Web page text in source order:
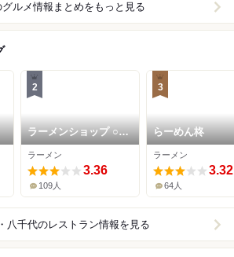
ルメ情報まとめをもっと見る
2
ラーメンショップ ○化
習志野実籾店
ラーメン
3.36
109人
3
らーめん柊
ラーメン
3.32
64人
八千代のレストラン情報を見る